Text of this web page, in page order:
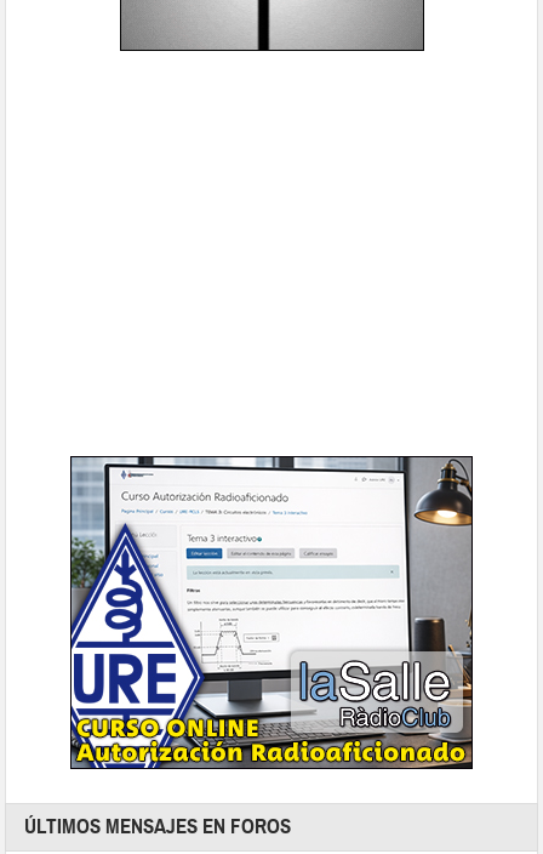
ÚLTIMOS MENSAJES EN FOROS